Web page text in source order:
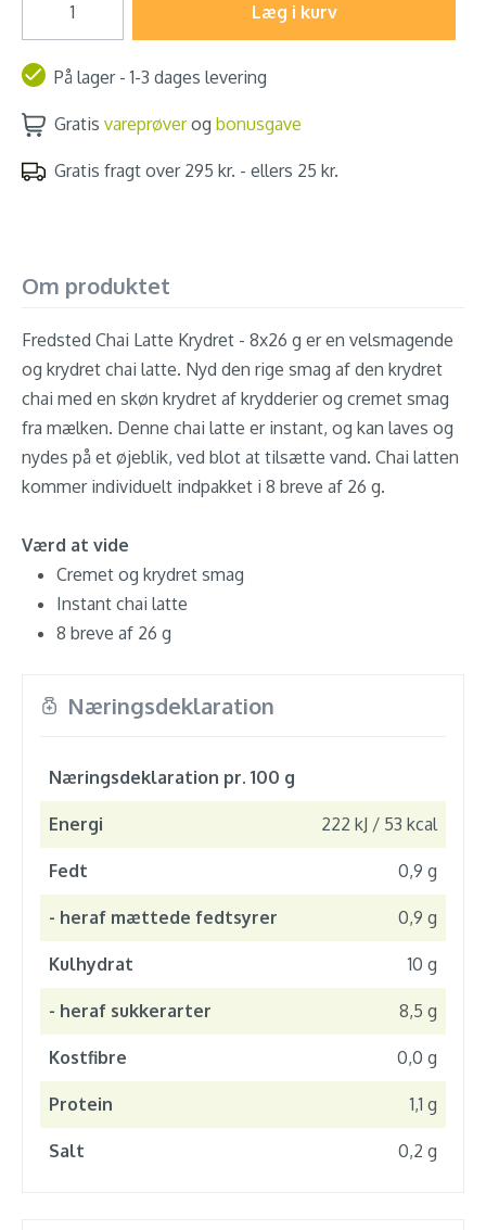
Læg i kurv
På lager - 1-3 dages levering
Gratis vareprøverog bonusgave
Gratis fragt over 295 kr. - ellers 25 kr.
Om produktet
Fredsted Chai Latte Krydret - 8x26 g er en velsmagende
og krydret chai latte. Nyd den rige smag af den krydret
chai med en skøn krydret af krydderier og cremet smag
fra mælken. Denne chai latte er instant, og kan laves og
nydes på et øjeblik, ved blot at tilsætte vand. Chai latten
kommer individuelt indpakket i 8 breve af 26 g.
Værd at vide
Cremet og krydret smag
Instant chai latte
8 breve af 26 g
Næringsdeklaration
Næringsdeklaration pr. 100 g
Energi 222 kJ / 53 kcal
Fedt 0,9 g
- heraf mættede fedtsyrer 0,9 g
Kulhydrat 10 g
- heraf sukkerarter 8,5 g
Kostfibre 0,0 g
Protein 1,1 g
Salt 0,2 g